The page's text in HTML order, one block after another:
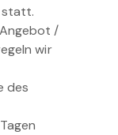
statt.
/
wir
des